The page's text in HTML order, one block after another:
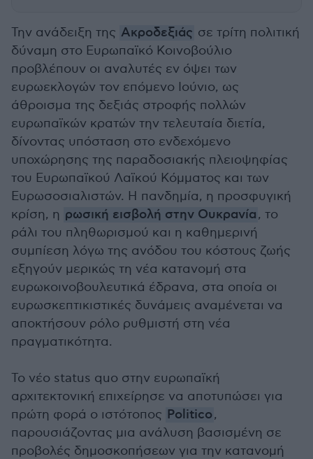
Την ανάδειξη της Ακροδεξιάς σε τρίτη πολιτική
δύναμη στο Ευρωπαϊκό Κοινοβούλιο
προβλέπουν οι αναλυτές εν όψει των
ευρωεκλογών τον επόμενο Ιούνιο, ως
άθροισμα της δεξιάς στροφής πολλών
ευρωπαϊκών κρατών την τελευταία διετία,
δίνοντας υπόσταση στο ενδεχόμενο
υποχώρησης της παραδοσιακής πλειοψηφίας
του Ευρωπαϊκού Λαϊκού Κόμματος και των
Ευρωσοσιαλιστών. Η πανδημία, η προσφυγική
κρίση, η ρωσική εισβολή στην Ουκρανία, το
ράλι του πληθωρισμού και η καθημερινή
συμπίεση λόγω της ανόδου του κόστους ζωής
εξηγούν μερικώς τη νέα κατανομή στα
ευρωκοινοβουλευτικά έδρανα, στα οποία οι
ευρωσκεπτικιστικές δυνάμεις αναμένεται να
αποκτήσουν ρόλο ρυθμιστή στη νέα
πραγματικότητα.
Το νέο status quo στην ευρωπαϊκή
αρχιτεκτονική επιχείρησε να αποτυπώσει για
πρώτη φορά ο ιστότοπος Politico,
παρουσιάζοντας μια ανάλυση βασισμένη σε
προβολές δημοσκοπήσεων για την κατανομή